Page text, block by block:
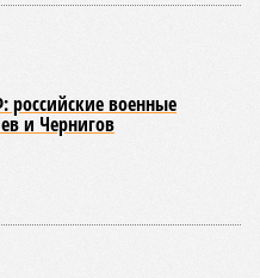
может быть
системы есть
регулярно пытается
что внутренние
в себя всевозможные
и физические явления,
опасны. Или попросту
примеров.